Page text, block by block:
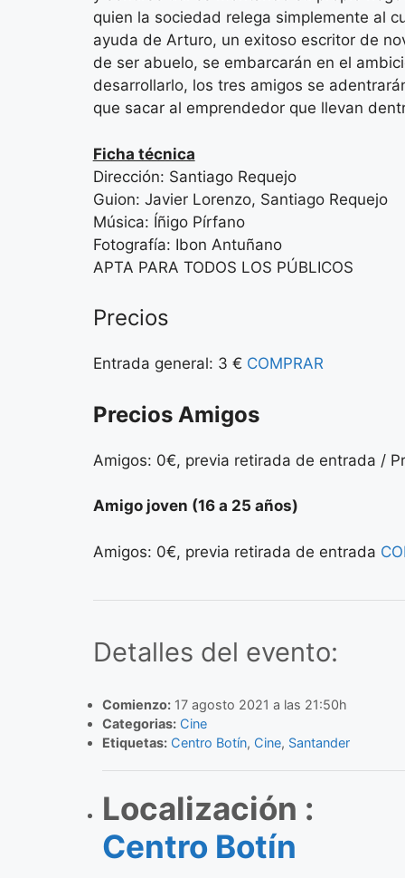
quien la sociedad relega simplemente al
ayuda de Arturo, un exitoso escritor de
de ser abuelo, se embarcarán en el
desarrollarlo, los tres amigos se
que sacar al emprendedor que llevan
Ficha técnica
Dirección: Santiago Requejo
Guion: Javier Lorenzo, Santiago Requejo
Música: Íñigo Pírfano
Fotografía: Ibon Antuñano
APTA PARA TODOS LOS PÚBLICOS
Precios
Entrada general: 3 € COMPRAR
Precios Amigos
Amigos: 0€, previa retirada de entrada /
Amigo joven (16 a 25 años)
Amigos: 0€, previa retirada de entrada
Detalles del evento:
Comienzo:17 agosto 2021 a las 21:50h
Categorias: Cine
Etiquetas: Centro Botín, Cine, Santander
Localización :
Centro Botín